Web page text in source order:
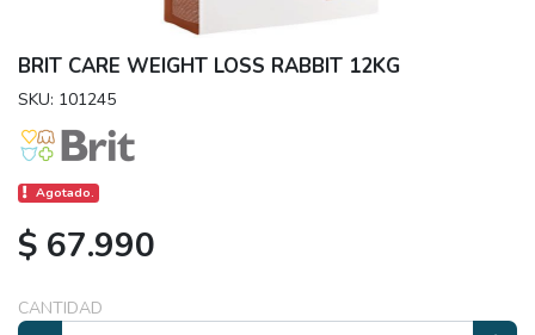
BRIT CARE WEIGHT LOSS RABBIT 12KG
SKU: 101245
Agotado.
$ 67.990
CANTIDAD